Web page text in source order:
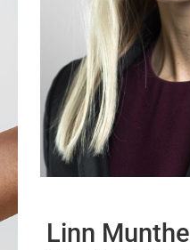
Linn Munthe